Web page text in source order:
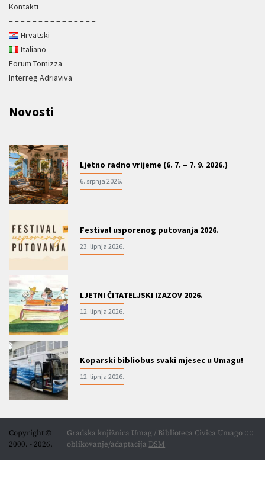
Kontakti
– – – – – – – – – – – – – – –
Hrvatski
Italiano
Forum Tomizza
Interreg Adriaviva
Novosti
Ljetno radno vrijeme (6. 7. – 7. 9. 2026.)
6. srpnja 2026.
Festival usporenog putovanja 2026.
23. lipnja 2026.
LJETNI ČITATELJSKI IZAZOV 2026.
12. lipnja 2026.
Koparski bibliobus svaki mjesec u Umagu!
12. lipnja 2026.
Copyright ©
2000. - 2026.
Gradska knjižnica Umag / Biblioteca Civica Umago ::::
oblikovanje/adaptacija DSM